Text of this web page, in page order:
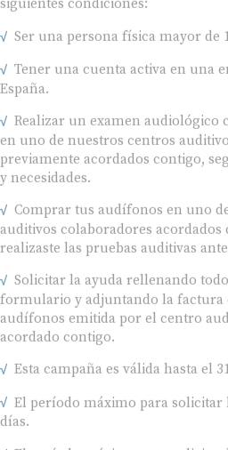
España.
en uno de nuestros centros
previamente acordados contigo,
y necesidades.
auditivos colaboradores acordados
realizaste las pruebas auditivas
formulario y adjuntando la factura
audífonos emitida por el centro
acordado contigo.
días.